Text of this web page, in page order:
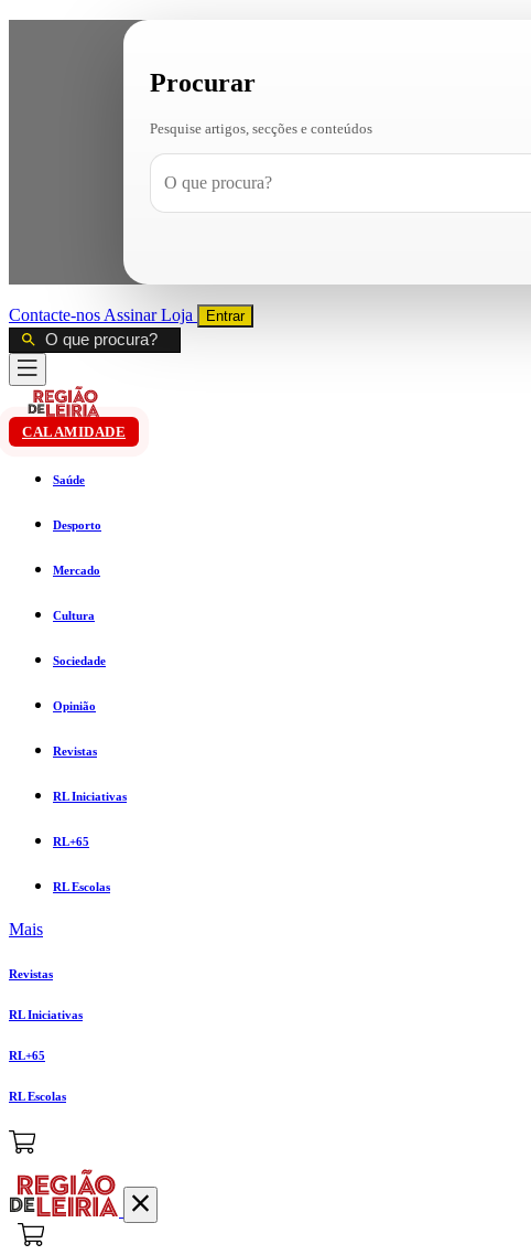
Procurar
Pesquise artigos, secções e conteúdos
Contacte-nos AssinarLoja Entrar
CALAMIDADE
Saúde
Desporto
Mercado
Cultura
Sociedade
Opinião
Revistas
RL Iniciativas
RL+65
RL Escolas
Mais
Revistas
RL Iniciativas
RL+65
RL Escolas